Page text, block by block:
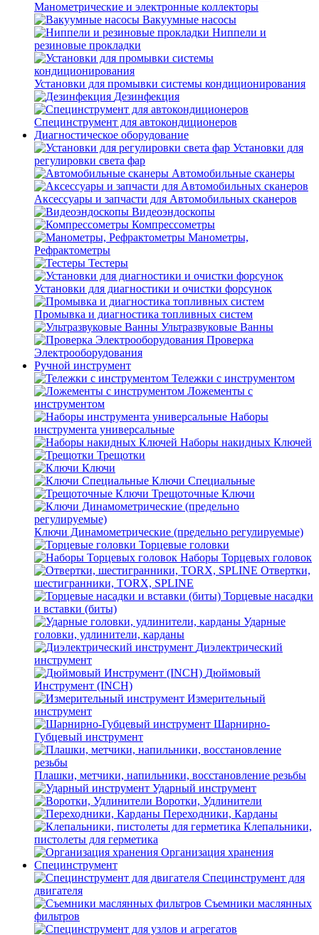
Манометрические и электронные коллекторы
Вакуумные насосы
Ниппели и
резиновые прокладки
Установки для промывки системы кондиционирования
Дезинфекция
Специнструмент для автокондиционеров
Диагностическое оборудование
Установки для
регулировки света фар
Автомобильные сканеры
Аксессуары и запчасти для Автомобильных сканеров
Видеоэндоскопы
Компрессометры
Манометры,
Рефрактометры
Тестеры
Установки для диагностики и очистки форсунок
Промывка и диагностика топливных систем
Ультразвуковые Ванны
Проверка
Электрооборудования
Ручной инструмент
Тележки с инструментом
Ложементы с
инструментом
Наборы
инструмента универсальные
Наборы накидных Ключей
Трещотки
Ключи
Ключи Специальные
Трещоточные Ключи
Ключи Динамометрические (предельно регулируемые)
Торцевые головки
Наборы Торцевых головок
Отвертки,
шестигранники, TORX, SPLINE
Торцевые насадки
и вставки (биты)
Ударные
головки, удлинители, карданы
Диэлектрический
инструмент
Дюймовый
Инструмент (INCH)
Измерительный
инструмент
Шарнирно-
Губцевый инструмент
Плашки, метчики, напильники, восстановление резьбы
Ударный инструмент
Воротки, Удлинители
Переходники, Карданы
Клепальники,
пистолеты для герметика
Организация хранения
Специнструмент
Специнструмент для
двигателя
Съемники маслянных
фильтров